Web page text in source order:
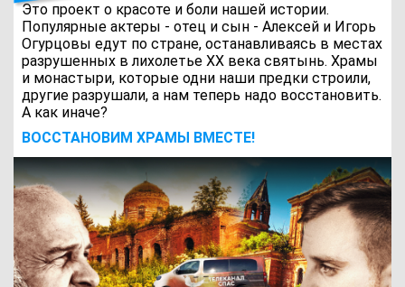
Это проект о красоте и боли нашей истории.
Популярные актеры - отец и сын - Алексей и Игорь
Огурцовы едут по стране, останавливаясь в местах
разрушенных в лихолетье ХХ века святынь. Храмы
и монастыри, которые одни наши предки строили,
другие разрушали, а нам теперь надо восстановить.
А как иначе?
ВОCСТАНОВИМ ХРАМЫ ВМЕСТЕ!